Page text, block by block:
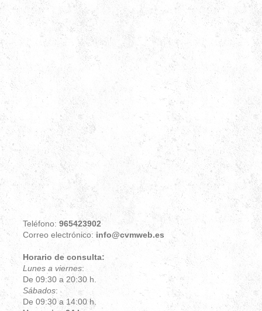
Teléfono: 965423902
Correo electrónico: info@cvmweb.es
Horario de consulta:
Lunes a viernes:
De 09:30 a 20:30 h.
Sábados:
De 09:30 a 14:00 h.